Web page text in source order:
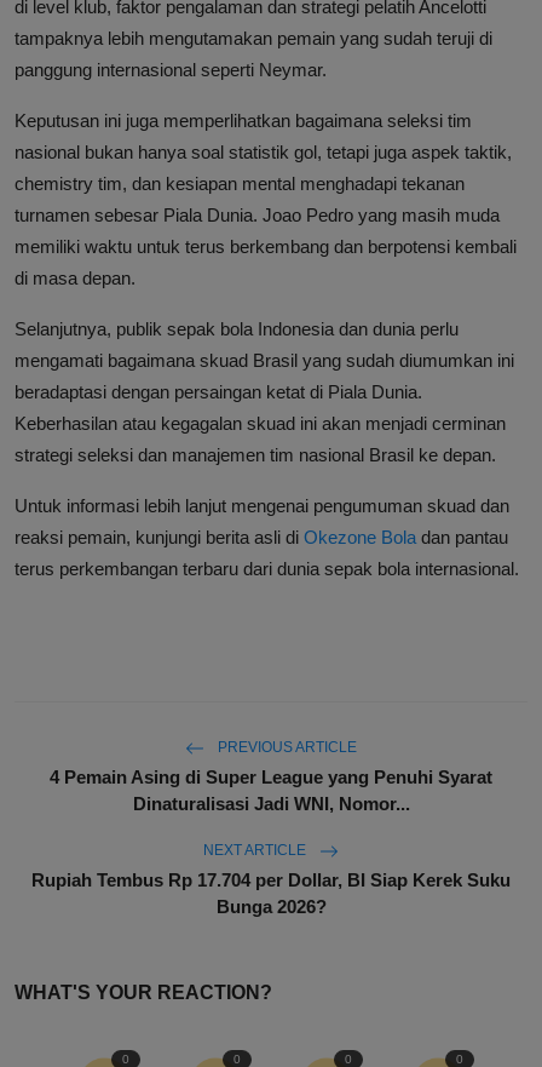
di level klub, faktor pengalaman dan strategi pelatih Ancelotti
tampaknya lebih mengutamakan pemain yang sudah teruji di
panggung internasional seperti Neymar.
Keputusan ini juga memperlihatkan bagaimana seleksi tim
nasional bukan hanya soal statistik gol, tetapi juga aspek taktik,
chemistry tim, dan kesiapan mental menghadapi tekanan
turnamen sebesar Piala Dunia. Joao Pedro yang masih muda
memiliki waktu untuk terus berkembang dan berpotensi kembali
di masa depan.
Selanjutnya, publik sepak bola Indonesia dan dunia perlu
mengamati bagaimana skuad Brasil yang sudah diumumkan ini
beradaptasi dengan persaingan ketat di Piala Dunia.
Keberhasilan atau kegagalan skuad ini akan menjadi cerminan
strategi seleksi dan manajemen tim nasional Brasil ke depan.
Untuk informasi lebih lanjut mengenai pengumuman skuad dan
reaksi pemain, kunjungi berita asli di Okezone Bola dan pantau
terus perkembangan terbaru dari dunia sepak bola internasional.
PREVIOUS ARTICLE
4 Pemain Asing di Super League yang Penuhi Syarat
Dinaturalisasi Jadi WNI, Nomor...
NEXT ARTICLE
Rupiah Tembus Rp 17.704 per Dollar, BI Siap Kerek Suku
Bunga 2026?
WHAT'S YOUR REACTION?
0 0 0 0